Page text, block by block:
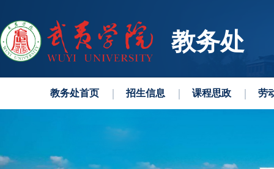
教务处
教务处首页 招生信息 课程思政 劳